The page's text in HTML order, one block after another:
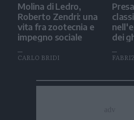
Molina di Ledro,
Roberto Zendri: una
vita fra zootecnia e
impegno sociale
CARLO BRIDI
dei